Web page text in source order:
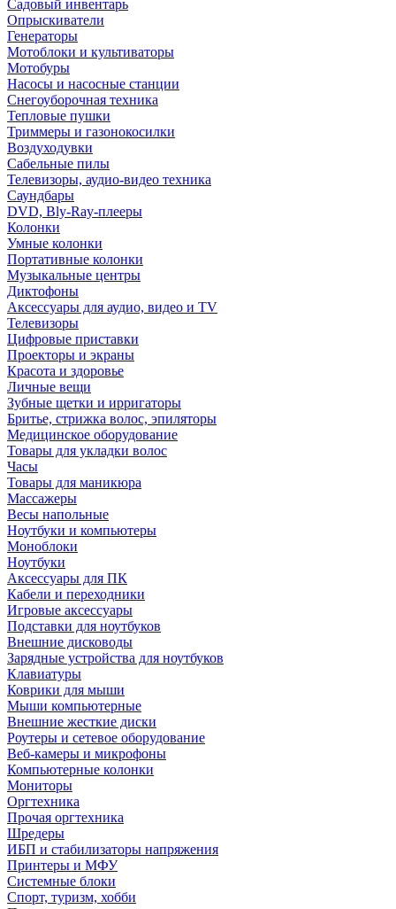
Садовый инвентарь
Опрыскиватели
Генераторы
Мотоблоки и культиваторы
Мотобуры
Насосы и насосные станции
Снегоуборочная техника
Тепловые пушки
Триммеры и газонокосилки
Воздуходувки
Сабельные пилы
Телевизоры, аудио-видео техника
Саундбары
DVD, Bly-Ray-плееры
Колонки
Умные колонки
Портативные колонки
Музыкальные центры
Диктофоны
Аксессуары для аудио, видео и TV
Телевизоры
Цифровые приставки
Проекторы и экраны
Красота и здоровье
Личные вещи
Зубные щетки и ирригаторы
Бритье, стрижка волос, эпиляторы
Медицинское оборудование
Товары для укладки волос
Часы
Товары для маникюра
Массажеры
Весы напольные
Ноутбуки и компьютеры
Моноблоки
Ноутбуки
Аксессуары для ПК
Кабели и переходники
Игровые аксессуары
Подставки для ноутбуков
Внешние дисководы
Зарядные устройства для ноутбуков
Клавиатуры
Коврики для мыши
Мыши компьютерные
Внешние жесткие диски
Роутеры и сетевое оборудование
Веб-камеры и микрофоны
Компьютерные колонки
Мониторы
Оргтехника
Прочая оргтехника
Шредеры
ИБП и стабилизаторы напряжения
Принтеры и МФУ
Системные блоки
Спорт, туризм, хобби